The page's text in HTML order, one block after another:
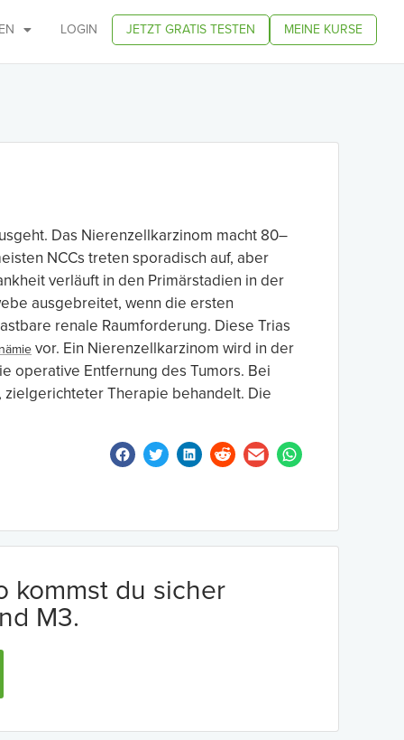
LOGIN JETZT GRATIS TESTEN MEINE KURSE
Das Nierenzellkarzinom macht 80–
NCCs treten sporadisch auf, aber
verläuft in den Primärstadien in der
ausgebreitet, wenn die ersten
renale Raumforderung. Diese Trias
vor. Ein Nierenzellkarzinom wird in der
operative Entfernung des Tumors. Bei
Therapie behandelt. Die
kommst du sicher
M3.